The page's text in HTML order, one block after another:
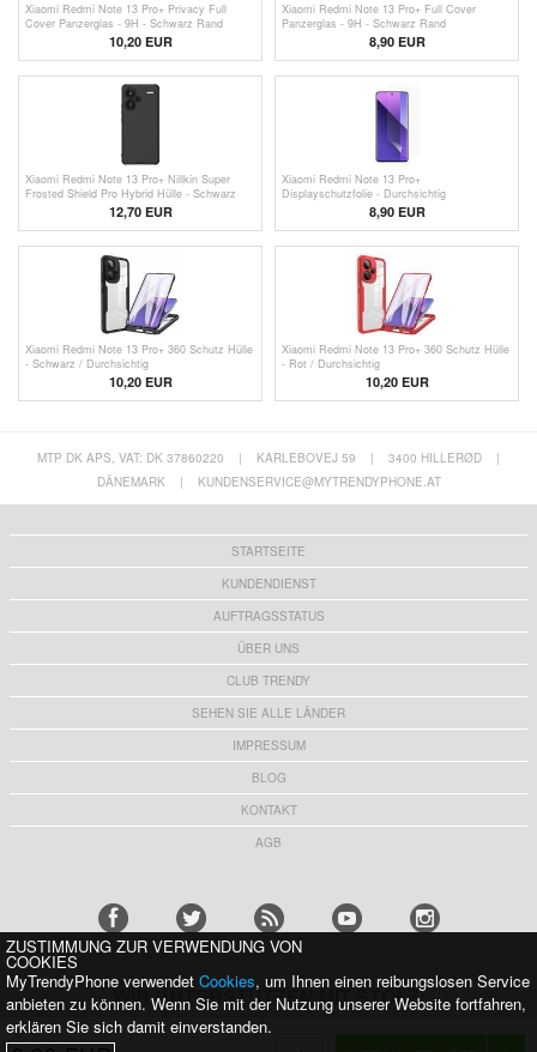
Xiaomi Redmi Note 13 Pro+ Privacy Full
Cover Panzerglas - 9H - Schwarz Rand
10,20 EUR
Xiaomi Redmi Note 13 Pro+ Full Cover
Panzerglas - 9H - Schwarz Rand
8,90 EUR
Xiaomi Redmi Note 13 Pro+ Nillkin Super
Frosted Shield Pro Hybrid Hülle - Schwarz
12,70 EUR
Xiaomi Redmi Note 13 Pro+
Displayschutzfolie - Durchsichtig
8,90 EUR
Xiaomi Redmi Note 13 Pro+ 360 Schutz Hülle
- Schwarz / Durchsichtig
10,20 EUR
Xiaomi Redmi Note 13 Pro+ 360 Schutz Hülle
- Rot / Durchsichtig
10,20 EUR
MTP DK APS, VAT: DK 37860220 | KARLEBOVEJ 59 | 3400 HILLERØD
|
DÄNEMARK
| KUNDENSERVICE@MYTRENDYPHONE.AT
STARTSEITE
KUNDENDIENST
AUFTRAGSSTATUS
ÜBER UNS
CLUB TRENDY
SEHEN SIE ALLE LÄNDER
IMPRESSUM
BLOG
KONTAKT
AGB
WIR UNTERSTÜTZEN MIT STOLZ:
ZUSTIMMUNG ZUR VERWENDUNG VON
COOKIES
MyTrendyPhone verwendet Cookies, um Ihnen einen reibungslosen Service
anbieten zu können. Wenn Sie mit der Nutzung unserer Website fortfahren,
erklären Sie sich damit einverstanden.